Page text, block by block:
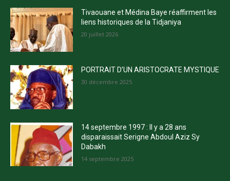
Tivaouane et Médina Baye réaffirment les
liens historiques de la Tidjaniya
20 juillet 2026
PORTRAIT D’UN ARISTOCRATE MYSTIQUE
30 décembre 2025
14 septembre 1997 : Il y a 28 ans
disparaissait Serigne Abdoul Aziz Sy
Dabakh
14 septembre 2025